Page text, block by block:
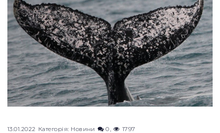
13.01.2022 Категорія: Новини 0 1797